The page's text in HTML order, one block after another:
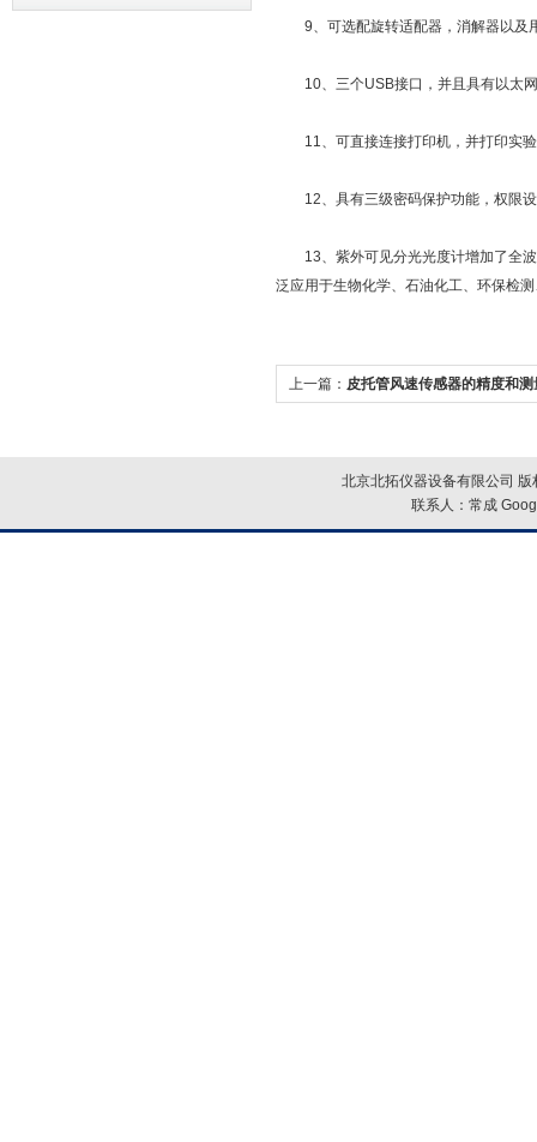
9、可选配旋转适配器，消解器以及
10、三个USB接口，并且具有以太网
11、可直接连接打印机，并打印实验
12、具有三级密码保护功能，权限设
13、紫外可见分光光度计增加了全波
泛应用于生物化学、石油化工、环保检
上一篇： 皮托管风速传感器的精度和
北京北拓仪器设备有限公司
联系人：常成